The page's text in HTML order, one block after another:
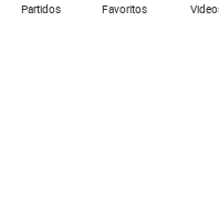
Partidos Favoritos